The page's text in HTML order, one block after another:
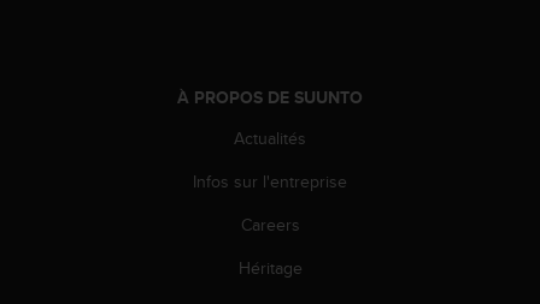
À PROPOS DE SUUNTO
Actualités
Infos sur l'entreprise
Careers
Héritage